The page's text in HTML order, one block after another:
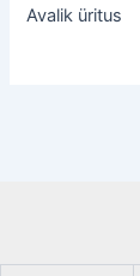
Harju
Avalik üritus